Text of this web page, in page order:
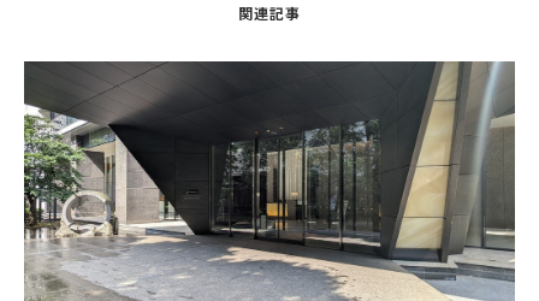
ため。なお、KWエージェントとは、KW加盟店の業務に従事する個人を意味します。また、
(8) 当社サービスを介して販売等が行われる物件に関する情報について、当社、KWライ
センサー、その他KWブランドを利用して事業を行う事業者のポータルサイト、ウェブ広
告、その他インターネット上において公開するため
(9) 雇用管理及び社内手続のため（役職員の個人情報について）、並びに人材採用活動
における選考及び連絡のため（応募者の個人情報について）
(10) KWエージェント並びに当社及びKW加盟店の役職員に関する情報に関して、当該
情報を当社又はKWライセンサーが運営するウェブサイト（当社又はKWライセンサーか
ら委託を受けた第三者によって運営されるウェブサイトを含み、当該ウェブサイトが一般
向けに公開される場合を含みます。）上に掲載するため
(11) 株主管理、会社法その他法令上の手続対応のため（株主、新株予約権者等の個人情
報について）
関連記事